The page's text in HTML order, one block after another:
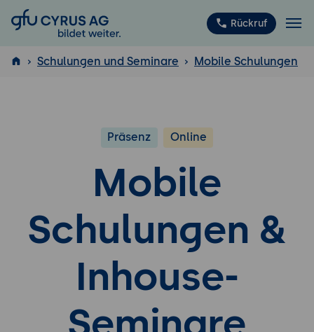
GFU Cyrus AG Rückruf
ISTQB
Schulungen und Seminare Mobile Schulungen
Präsenz Online
Mobile
Schulungen &
Inhouse-